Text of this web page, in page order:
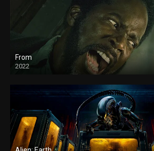
From
2022